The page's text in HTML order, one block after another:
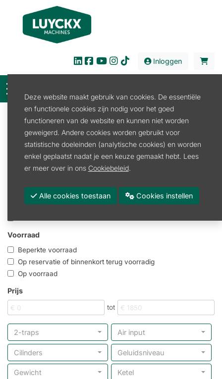
Inloggen
Filter
Verkoop
Compressor
Compressor Elektrisch
Promoties
Merk
Voorraad
Beperkte voorraad
Op reservatie of binnenkort terug voorradig
Op voorraad
Prijs
tot
2-traps Air input
Cilinders Geluidsniveau
Gewicht Ketel
Deze website maakt gebruik van cookies. De essentiële
en functionele cookies zijn nodig voor het goed
functioneren van de website en kunnen niet worden
geweigerd. Andere cookies worden gebruikt voor
statistische doeleinden (analytische cookies) en worden
enkel geplaatst nadat je een keuze gemaakt hebt. Lees
er meer over in ons Cookiebeleid.
Alle cookies toestaan Cookies instellen